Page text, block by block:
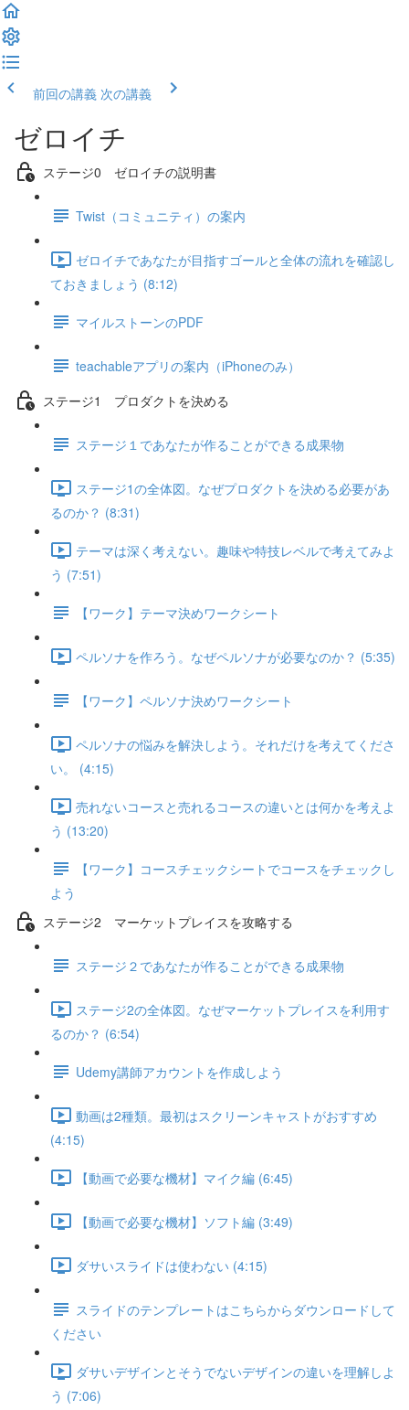
前回の講義 次の講義
ゼロイチ
ステージ0 ゼロイチの説明書
Twist（コミュニティ）の案内
ゼロイチであなたが目指すゴールと全体の流れを確認し
ておきましょう (8:12)
マイルストーンのPDF
teachableアプリの案内（iPhoneのみ）
ステージ1 プロダクトを決める
ステージ１であなたが作ることができる成果物
ステージ1の全体図。なぜプロダクトを決める必要があ
るのか？ (8:31)
テーマは深く考えない。趣味や特技レベルで考えてみよ
う (7:51)
【ワーク】テーマ決めワークシート
ペルソナを作ろう。なぜペルソナが必要なのか？ (5:35)
【ワーク】ペルソナ決めワークシート
ペルソナの悩みを解決しよう。それだけを考えてくださ
い。 (4:15)
売れないコースと売れるコースの違いとは何かを考えよ
う (13:20)
【ワーク】コースチェックシートでコースをチェックし
よう
ステージ2 マーケットプレイスを攻略する
ステージ２であなたが作ることができる成果物
ステージ2の全体図。なぜマーケットプレイスを利用す
るのか？ (6:54)
Udemy講師アカウントを作成しよう
動画は2種類。最初はスクリーンキャストがおすすめ
(4:15)
【動画で必要な機材】マイク編 (6:45)
【動画で必要な機材】ソフト編 (3:49)
ダサいスライドは使わない (4:15)
スライドのテンプレートはこちらからダウンロードして
ください
ダサいデザインとそうでないデザインの違いを理解しよ
う (7:06)